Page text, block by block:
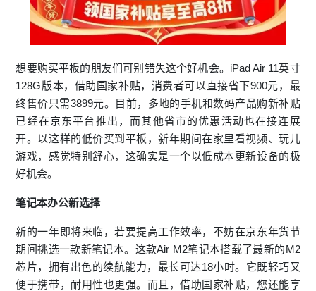
想要购买平板的朋友们可别错失这个好机会。iPad Air 11英寸
128G版本，借助国家补贴，消费者可以直接省下900元，最
终售价只需3899元。目前，多地的手机和数码产品购新补贴
已经在京东平台推出，而其他省市的优惠活动也在接连展
开。以这样的低价买到平板，新年期间在家里看视频、玩儿
游戏，感觉特别舒心，这确实是一个以低成本更新设备的极
好机会。
笔记本办公新选择
新的一年即将来临，若要提高工作效率，不妨在京东年货节
期间挑选一款新笔记本。这款Air M2笔记本搭载了最新的M2
芯片，拥有出色的续航能力，最长可达18小时。它既轻巧又
便于携带，耐用性也更强。而且，借助国家补贴，您还能享